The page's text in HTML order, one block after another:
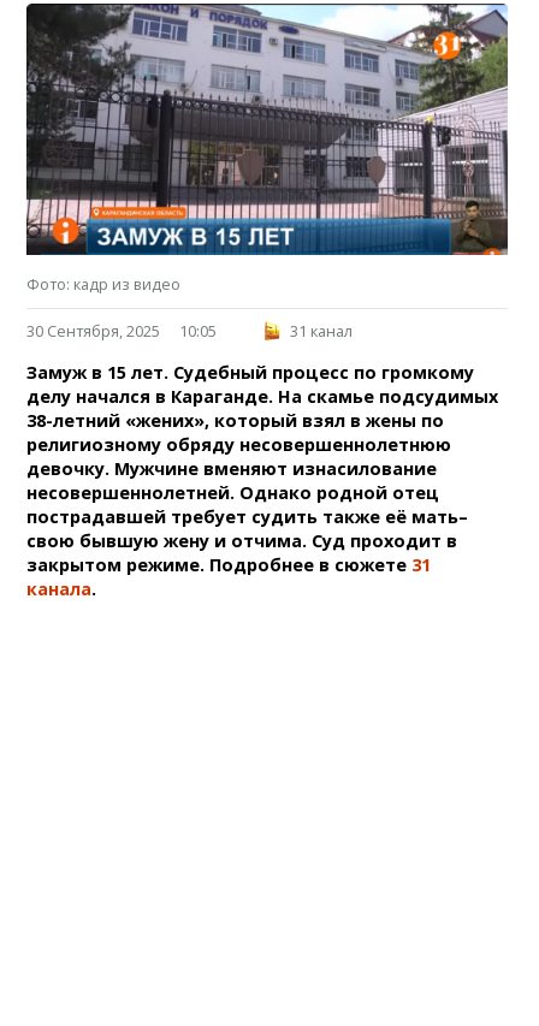
Фото: кадр из видео
30 Сентября, 2025 10:05 31 канал
Замуж в 15 лет. Судебный процесс по громкому
делу начался в Караганде. На скамье подсудимых
38-летний «жених», который взял в жены по
религиозному обряду несовершеннолетнюю
девочку. Мужчине вменяют изнасилование
несовершеннолетней. Однако родной отец
пострадавшей требует судить также её мать–
свою бывшую жену и отчима. Суд проходит в
закрытом режиме. Подробнее в сюжете 31
канала.